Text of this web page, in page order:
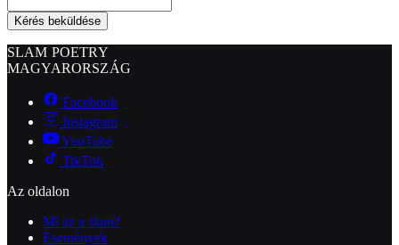
Kérés beküldése
SLAM POETRY
MAGYARORSZÁG
Facebook
Instagram
YouTube
TikTok
Az oldalon
Mi az a slam?
Események